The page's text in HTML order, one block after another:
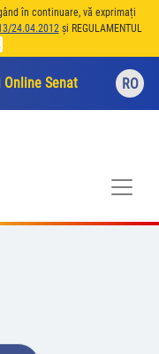
în continuare, vă exprimați
24.04.2012și REGULAMENTUL
Online Senat RO